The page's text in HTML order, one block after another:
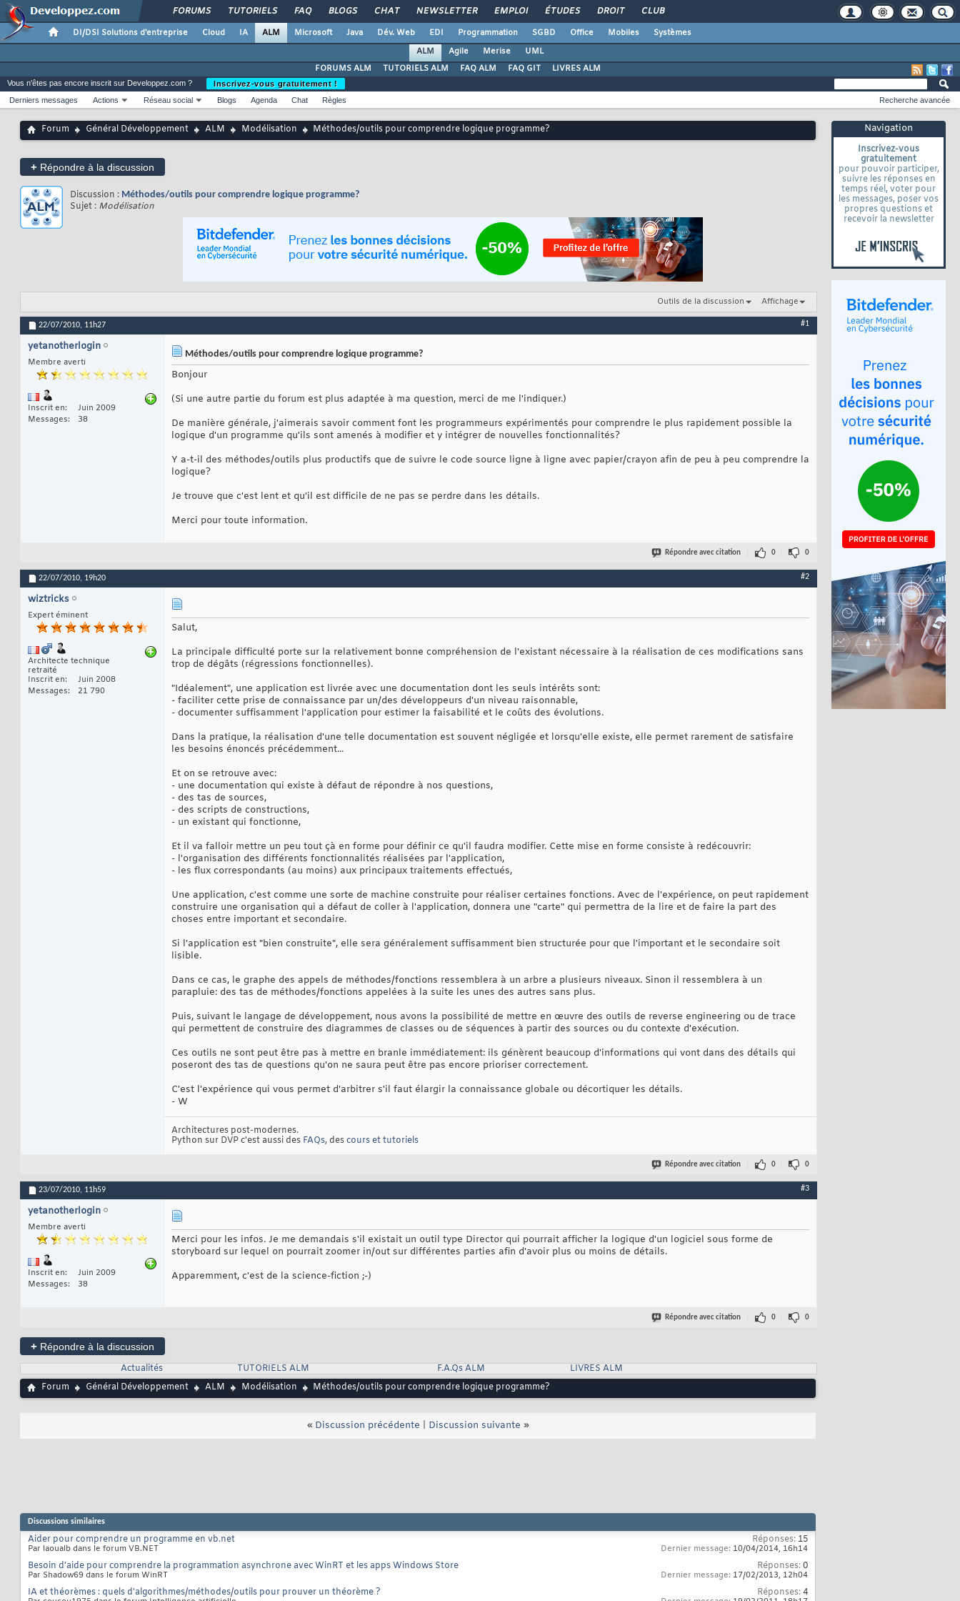
FORUMS TUTORIELS FAQ BLOGS CHAT NEWSLETTER EMPLOI ÉTUDES DROIT CLUB
DI/DSI Solutions d'entreprise Cloud IA ALM Microsoft Java Dév. Web EDI Programmation SGBD Office Mobiles
Systèmes
ALM
Agile Merise
UML
FORUMS ALM
TUTORIELS ALM FAQ ALM FAQ GIT LIVRES ALM
Navigation
Inscrivez-vous
gratuitement
pour pouvoir participer,
suivre les réponses en
temps réel, voter pour
les messages, poser vos
propres questions et
recevoir la newsletter
Vous n'êtes pas encore inscrit sur Developpez.com ?
Inscrivez-vous gratuitement !
Derniers messages
Actions Réseau social Blogs Agenda Chat Règles Recherche avancée
Forum Général Développement ALM Modélisation Méthodes/outils pour comprendre logique programme?
+ Répondre à la discussion
Discussion : Méthodes/outils pour comprendre logique programme?
Sujet : Modélisation
Outils de la discussion Affichage
22/07/2010, 11h27 #1
yetanotherlogin
Membre averti
Inscrit en
Juin 2009
Messages
38
Méthodes/outils pour comprendre logique programme?
Bonjour
(Si une autre partie du forum est plus adaptée à ma question, merci de me l'indiquer.)
De manière générale, j'aimerais savoir comment font les programmeurs expérimentés pour comprendre le plus rapidement possible la
logique d'un programme qu'ils sont amenés à modifier et y intégrer de nouvelles fonctionnalités?
Y a-t-il des méthodes/outils plus productifs que de suivre le code source ligne à ligne avec papier/crayon afin de peu à peu comprendre la
logique?
Je trouve que c'est lent et qu'il est difficile de ne pas se perdre dans les détails.
Merci pour toute information.
Répondre avec citation 0 0
22/07/2010, 19h20 #2
wiztricks
Expert éminent
Architecte technique
retraité
Inscrit en
Juin 2008
Messages
21 790
Salut,
La principale difficulté porte sur la relativement bonne compréhension de l'existant nécessaire à la réalisation de ces modifications sans
trop de dégâts (régressions fonctionnelles).
"Idéalement", une application est livrée avec une documentation dont les seuls intérêts sont:
- faciliter cette prise de connaissance par un/des développeurs d'un niveau raisonnable,
- documenter suffisamment l'application pour estimer la faisabilité et le coûts des évolutions.
Dans la pratique, la réalisation d'une telle documentation est souvent négligée et lorsqu'elle existe, elle permet rarement de satisfaire
les besoins énoncés précédemment...
Et on se retrouve avec:
- une documentation qui existe à défaut de répondre à nos questions,
- des tas de sources,
- des scripts de constructions,
- un existant qui fonctionne,
Et il va falloir mettre un peu tout çà en forme pour définir ce qu'il faudra modifier. Cette mise en forme consiste à redécouvrir:
- l'organisation des différents fonctionnalités réalisées par l'application,
- les flux correspondants (au moins) aux principaux traitements effectués,
Une application, c'est comme une sorte de machine construite pour réaliser certaines fonctions. Avec de l'expérience, on peut rapidement
construire une organisation qui a défaut de coller à l'application, donnera une "carte" qui permettra de la lire et de faire la part des
choses entre important et secondaire.
Si l'application est "bien construite", elle sera généralement suffisamment bien structurée pour que l'important et le secondaire soit
lisible.
Dans ce cas, le graphe des appels de méthodes/fonctions ressemblera à un arbre a plusieurs niveaux. Sinon il ressemblera à un
parapluie: des tas de méthodes/fonctions appelées à la suite les unes des autres sans plus.
Puis, suivant le langage de développement, nous avons la possibilité de mettre en œuvre des outils de reverse engineering ou de trace
qui permettent de construire des diagrammes de classes ou de séquences à partir des sources ou du contexte d'exécution.
Ces outils ne sont peut être pas à mettre en branle immédiatement: ils génèrent beaucoup d'informations qui vont dans des détails qui
poseront des tas de questions qu'on ne saura peut être pas encore prioriser correctement.
C'est l'expérience qui vous permet d'arbitrer s'il faut élargir la connaissance globale ou décortiquer les détails.
- W
Architectures post-modernes.
Python sur DVP c'est aussi des FAQs, descours et tutoriels
Répondre avec citation 0 0
23/07/2010, 11h59 #3
yetanotherlogin
Membre averti
Inscrit en
Juin 2009
Messages
38
Merci pour les infos. Je me demandais s'il existait un outil type Director qui pourrait afficher la logique d'un logiciel sous forme de
storyboard sur lequel on pourrait zoomer in/out sur différentes parties afin d'avoir plus ou moins de détails.
Apparemment, c'est de la science-fiction ;-)
Répondre avec citation 0 0
+ Répondre à la discussion
Actualités
TUTORIELS ALM F.A.Qs ALM
LIVRES ALM
Forum
Général Développement ALM Modélisation Méthodes/outils pour comprendre logique programme?
« Discussion précédente Discussion suivante »
Discussions similaires
Aider pour comprendre un programme en vb.net
Par laoualb dans le forum VB.NET
Réponses: 15
Dernier message: 10/04/2014, 16h14
Besoin d'aide pour comprendre la programmation asynchrone avec WinRT et les apps Windows Store
Par Shadow69 dans le forum WinRT
Réponses:0
Dernier message: 17/02/2013, 12h04
IA et théorèmes : quels d'algorithmes/méthodes/outils pour prouver un théorème ? Réponses:4